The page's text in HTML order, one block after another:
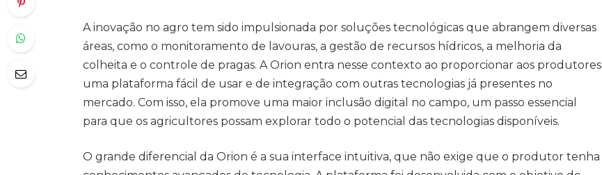
A inovação no agro tem sido impulsionada por soluções tecnológicas que abrangem diversas
áreas, como o monitoramento de lavouras, a gestão de recursos hídricos, a melhoria da
colheita e o controle de pragas. A Orion entra nesse contexto ao proporcionar aos produtores
uma plataforma fácil de usar e de integração com outras tecnologias já presentes no
mercado. Com isso, ela promove uma maior inclusão digital no campo, um passo essencial
para que os agricultores possam explorar todo o potencial das tecnologias disponíveis.
O grande diferencial da Orion é a sua interface intuitiva, que não exige que o produtor tenha